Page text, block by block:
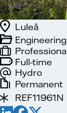
Full-time
Hydro
Engineering
Luleå
Permanent
REF11961N